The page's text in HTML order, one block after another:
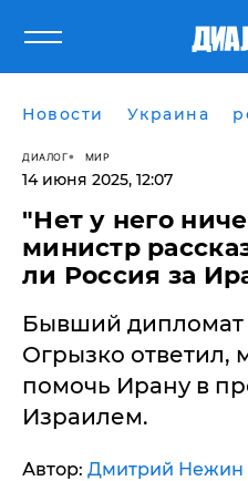
Новости Украина
ДИАЛОГ МИР
14 июня 2025, 12:07
"Нет у него
министр
ли Россия за
Бывший
Огрызко ответил,
помочь Ирану в
Израилем.
Автор: Дмитрий Нежин